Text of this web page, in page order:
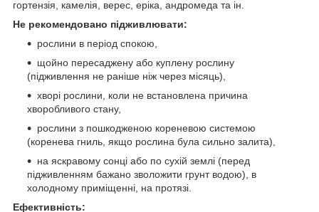
гортензія, камелія, верес, еріка, андромеда та ін.
Не рекомендовано підживлювати:
рослини в період спокою,
щойно пересаджену або куплену рослину
(підживлення не раніше ніж через місяць),
хворі рослини, коли не встановлена причина
хворобливого стану,
рослини з пошкодженою кореневою системою
(коренева гниль, якщо рослина була сильно залита),
на яскравому сонці або по сухій землі (перед
підживленням бажано зволожити грунт водою), в
холодному приміщенні, на протязі.
Ефективність: